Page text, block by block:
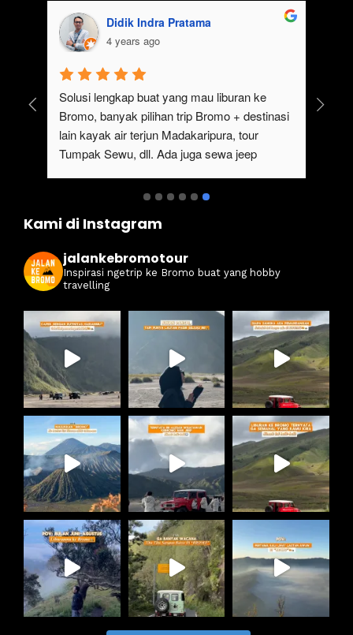
Didik Indra Pratama
4 years ago
Solusi lengkap buat yang mau liburan ke
Bromo, banyak pilihan trip Bromo + destinasi
lain kayak air terjun Madakaripura, tour
Tumpak Sewu, dll. Ada juga sewa jeep
Kami di Instagram
jalankebromotour
Inspirasi ngetrip ke Bromo buat yang hobby
travelling